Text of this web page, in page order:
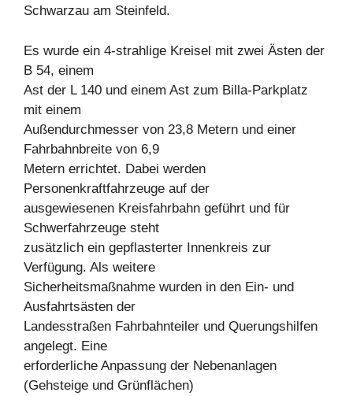
Schwarzau am Steinfeld.
Es wurde ein 4-strahlige Kreisel mit zwei Ästen der
B 54, einem
Ast der L 140 und einem Ast zum Billa-Parkplatz
mit einem
Außendurchmesser von 23,8 Metern und einer
Fahrbahnbreite von 6,9
Metern errichtet. Dabei werden
Personenkraftfahrzeuge auf der
ausgewiesenen Kreisfahrbahn geführt und für
Schwerfahrzeuge steht
zusätzlich ein gepflasterter Innenkreis zur
Verfügung. Als weitere
Sicherheitsmaßnahme wurden in den Ein- und
Ausfahrtsästen der
Landesstraßen Fahrbahnteiler und Querungshilfen
angelegt. Eine
erforderliche Anpassung der Nebenanlagen
(Gehsteige und Grünflächen)